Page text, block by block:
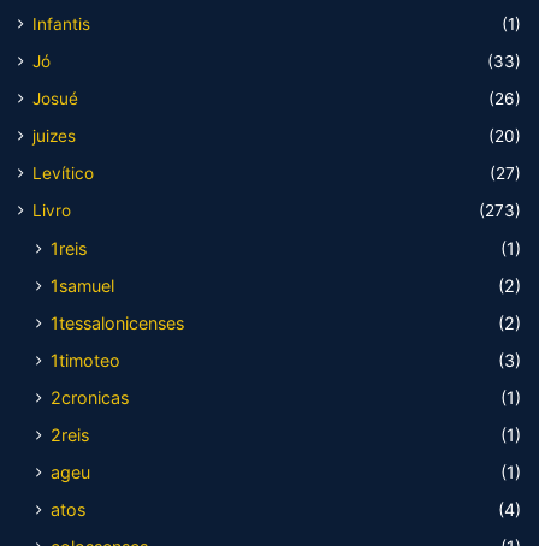
Infantis
(1)
Jó
(33)
Josué
(26)
juizes
(20)
Levítico
(27)
Livro
(273)
1reis
(1)
1samuel
(2)
1tessalonicenses
(2)
1timoteo
(3)
2cronicas
(1)
2reis
(1)
ageu
(1)
atos
(4)